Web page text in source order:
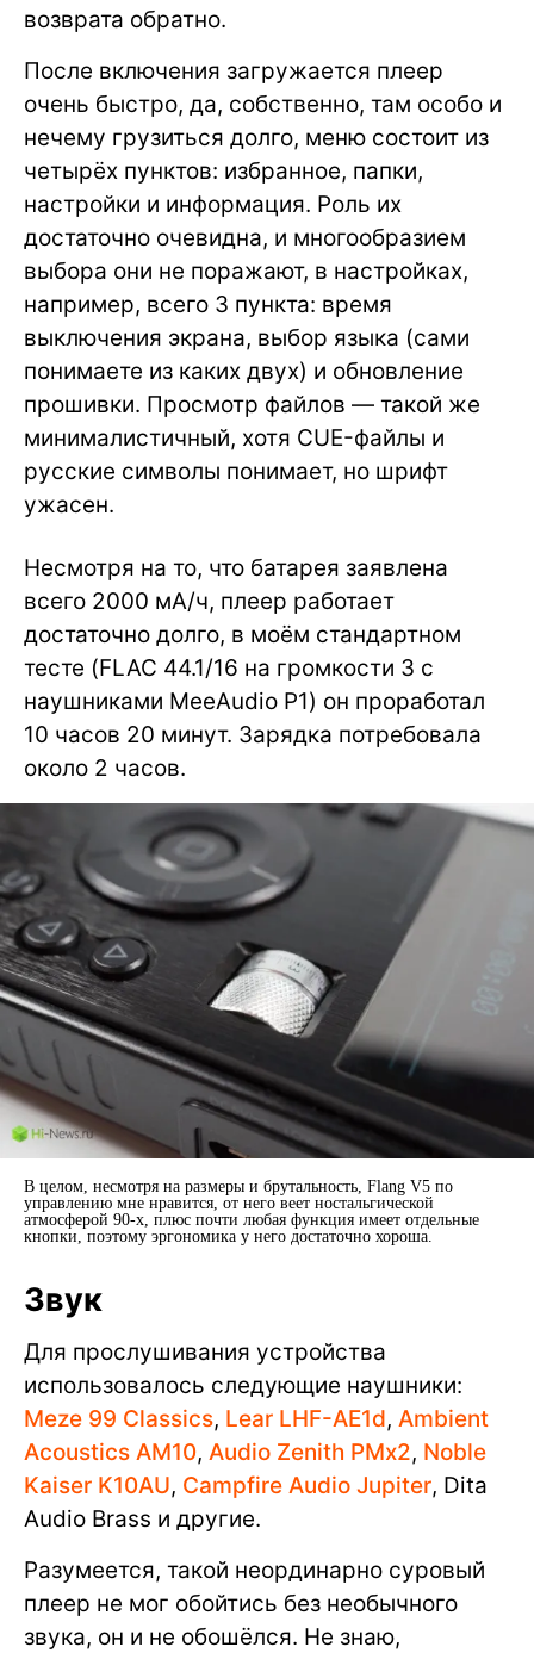
возврата обратно.
После включения загружается плеер
очень быстро, да, собственно, там особо и
нечему грузиться долго, меню состоит из
четырёх пунктов: избранное, папки,
настройки и информация. Роль их
достаточно очевидна, и многообразием
выбора они не поражают, в настройках,
например, всего 3 пункта: время
выключения экрана, выбор языка (сами
понимаете из каких двух) и обновление
прошивки. Просмотр файлов — такой же
минималистичный, хотя CUE-файлы и
русские символы понимает, но шрифт
ужасен.
Несмотря на то, что батарея заявлена
всего 2000 мА/ч, плеер работает
достаточно долго, в моём стандартном
тесте (FLAC 44.1/16 на громкости 3 с
наушниками MeeAudio P1) он проработал
10 часов 20 минут. Зарядка потребовала
около 2 часов.
В целом, несмотря на размеры и брутальность, Flang V5 по
управлению мне нравится, от него веет ностальгической
атмосферой 90-х, плюс почти любая функция имеет отдельные
кнопки, поэтому эргономика у него достаточно хороша.
Звук
Для прослушивания устройства
использовалось следующие наушники:
Meze 99 Classics, Lear LHF-AE1d, Ambient
Acoustics AM10, Audio Zenith PMx2, Noble
Kaiser K10AU, Campfire Audio Jupiter, Dita
Audio Brass и другие.
Разумеется, такой неординарно суровый
плеер не мог обойтись без необычного
звука, он и не обошёлся. Не знаю,